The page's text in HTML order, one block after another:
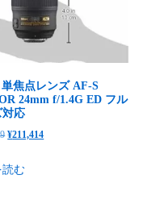
焦点レンズ AF-S
24mm f/1.4G ED フル
対応
元
価
¥211,414現
読む